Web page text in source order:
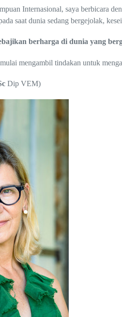
Internasional, saya berbicara
saat dunia sedang bergejolak,
berharga di dunia yang
mengambil tindakan untuk
Dip VEM)